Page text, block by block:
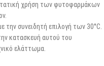
χρήση των φυτοφαρμάκων
συνειδητή επιλογή των 30°C.
κατασκευή αυτού του
ελάττωμα.